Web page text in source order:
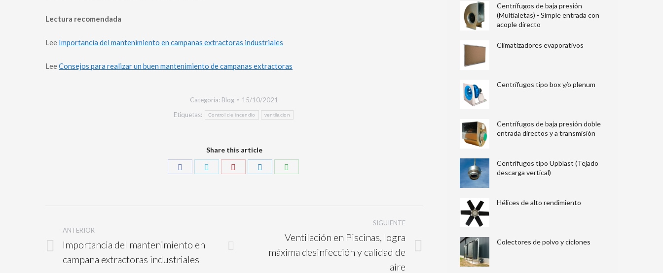
Lectura recomendada
Lee Importancia del mantenimiento en campanas extractoras industriales
LeeConsejos para realizar un buen mantenimiento de campanas extractoras
Categoría: Blog
15/10/2021
Etiquetas:
Control de incendio ventilacion
Share this article
ANTERIOR
Importancia del mantenimiento en
campana extractoras industriales
SIGUIENTE
Ventilación en Piscinas, logra
máxima desinfección y calidad de
aire
Centrífugos de baja presión
(Multialetas) - Simple entrada con
acople directo
Climatizadores evaporativos
Centrífugos tipo box y/o plenum
Centrífugos de baja presión doble
entrada directos y a transmisión
Centrífugos tipo Upblast (Tejado
descarga vertical)
Hélices de alto rendimiento
Colectores de polvo y ciclones